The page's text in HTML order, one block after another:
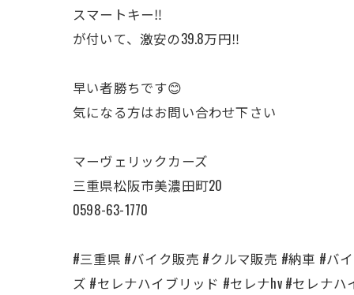
スマートキー‼️
が付いて、激安の39.8万円‼️
早い者勝ちです😊
気になる方はお問い合わせ下さい
マーヴェリックカーズ
三重県松阪市美濃田町20
0598-63-1770
#三重県 #バイク販売 #クルマ販売 #納車 #バ
ズ #セレナハイブリッド #セレナhv #セレナハ